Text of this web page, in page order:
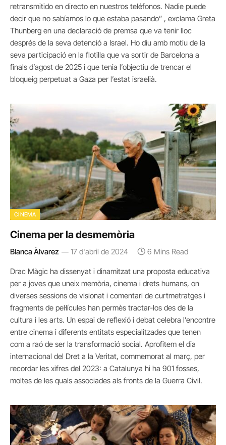
retransmitido en directo en nuestros teléfonos. Nadie puede
decir que no sabíamos lo que estaba pasando” , exclama Greta
Thunberg en una declaració de premsa que va tenir lloc
després de la seva detenció a Israel. Ho diu amb motiu de la
seva participació en la flotilla que va sortir de Barcelona a
finals d’agost de 2025 i que tenia l’objectiu de trencar el
bloqueig perpetuat a Gaza per l’estat israelià.
CINEMA
Cinema per la desmemòria
Blanca Àlvarez 17 d'abril de 2024 6 Mins Read
Drac Màgic ha dissenyat i dinamitzat una proposta educativa
per a joves que uneix memòria, cinema i drets humans, on
diverses sessions de visionat i comentari de curtmetratges i
fragments de pel·lícules han permès tractar-los des de la
cultura i les arts. Un espai de reflexió i debat celebra l’encontre
entre cinema i diferents entitats especialitzades que tenen
com a raó de ser la transformació social. Aprofitem el dia
internacional del Dret a la Veritat, commemorat al març, per
recordar les xifres del 2023: a Catalunya hi ha 901 fosses,
moltes de les quals associades als fronts de la Guerra Civil.